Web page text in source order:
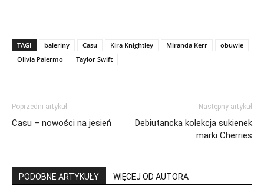
TAGI baleriny Casu Kira Knightley Miranda Kerr
obuwie
Olivia Palermo
Taylor Swift
Poprzedni artykuł
Casu – nowości na jesień
Następny artykuł
Debiutancka kolekcja sukienek
marki Cherries
PODOBNE ARTYKUŁY WIĘCEJ OD AUTORA